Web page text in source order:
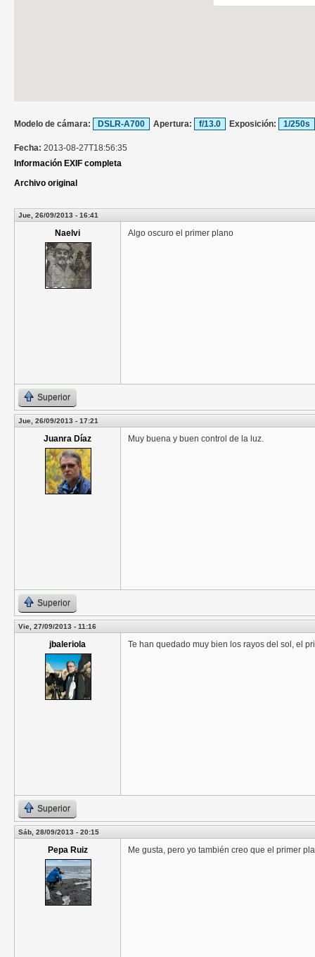
Modelo de cámara: DSLR-A700 Apertura: f/13.0 Exposición: 1/250s
Fecha: 2013-08-27T18:56:35
Información EXIF completa
Archivo original
Jue, 26/09/2013 - 16:41
Naelvi Algo oscuro el primer plano
Superior
Jue, 26/09/2013 - 17:21
Juanra Díaz Muy buena y buen control de la luz.
Superior
Vie, 27/09/2013 - 11:16
jbaleriola Te han quedado muy bien los rayos del sol, el
Superior
Sáb, 28/09/2013 - 20:15
Pepa Ruiz Me gusta, pero yo también creo que el primer